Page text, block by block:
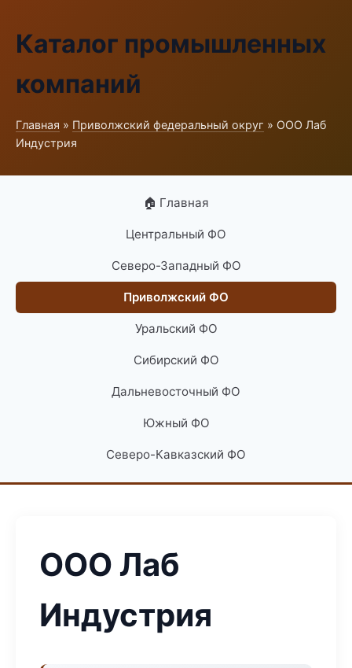
Каталог промышленных
компаний
Главная » Приволжский федеральный округ » ООО Лаб
Индустрия
🏠 Главная
Центральный ФО
Северо-Западный ФО
Приволжский ФО
Уральский ФО
Сибирский ФО
Дальневосточный ФО
Южный ФО
Северо-Кавказский ФО
ООО Лаб
Индустрия